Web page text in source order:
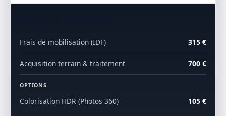
Frais de mobilisation (IDF) 315 €
Acquisition terrain & traitement 700 €
OPTIONS
Colorisation HDR (Photos 360) 105 €